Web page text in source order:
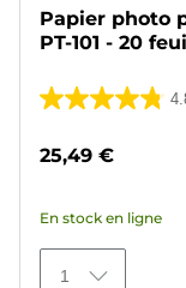
Papier photo
PT-101 - 20
4.8
5
151
avis
25,49 €
En stock en ligne
1